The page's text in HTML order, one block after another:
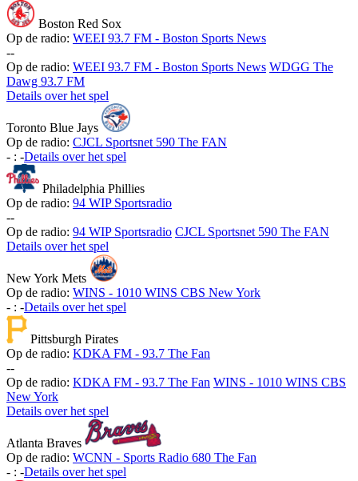
Boston Red Sox
Op de radio: WEEI 93.7 FM - Boston Sports News
--
Op de radio: WEEI 93.7 FM - Boston Sports News WDGG The
Dawg 93.7 FM
Details over het spel
Toronto Blue Jays
Op de radio: CJCL Sportsnet 590 The FAN
- : -Details over het spel
Philadelphia Phillies
Op de radio: 94 WIP Sportsradio
--
Op de radio: 94 WIP Sportsradio CJCL Sportsnet 590 The FAN
Details over het spel
New York Mets
Op de radio: WINS - 1010 WINS CBS New York
- : -Details over het spel
Pittsburgh Pirates
Op de radio: KDKA FM - 93.7 The Fan
--
Op de radio: KDKA FM - 93.7 The Fan WINS - 1010 WINS CBS
New York
Details over het spel
Atlanta Braves
Op de radio: WCNN - Sports Radio 680 The Fan
- : -Details over het spel